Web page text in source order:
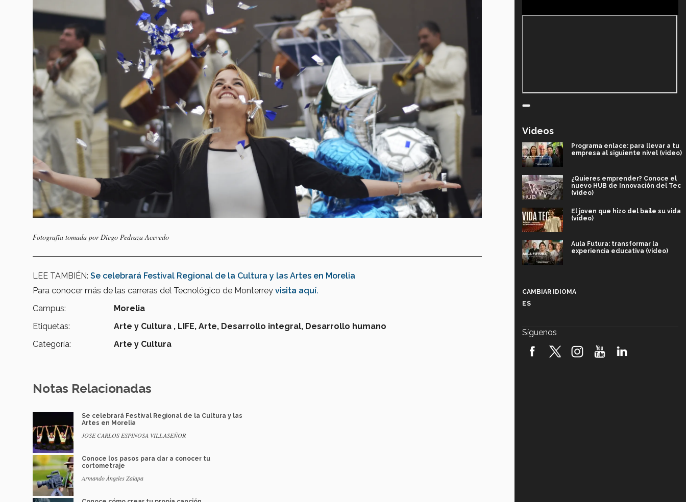
Fotografía tomada por Diego Pedraza Acevedo
LEE TAMBIÉN: Se celebrará Festival Regional de la Cultura y las Artes en Morelia
Para conocer más de las carreras del Tecnológico de Monterrey visita aquí.
Campus:
Morelia
Etiquetas:
Arte y Cultura , LIFE, Arte, Desarrollo integral, Desarrollo humano
Categoría:
Arte y Cultura
Notas Relacionadas
Se celebrará Festival Regional de la Cultura y las
Artes en Morelia
JOSE CARLOS ESPINOSA VILLASEÑOR
Conoce los pasos para dar a conocer tu
cortometraje
Armando Ángeles Zalapa
Videos
Programa enlace: para llevar a tu
empresa al siguiente nivel (video)
¿Quieres emprender? Conoce el
nuevo HUB de Innovación del Tec
(video)
El joven que hizo del baile su vida
(video)
Aula Futura: transformar la
experiencia educativa (video)
robótica FIRST 2026! (video)
CAMBIAR IDIOMA
ES
Síguenos